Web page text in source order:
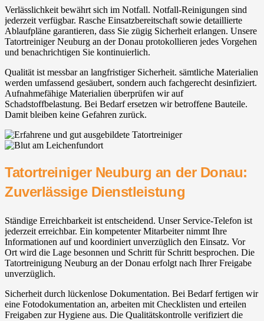
Verlässlichkeit bewährt sich im Notfall. Notfall-Reinigungen sind
jederzeit verfügbar. Rasche Einsatzbereitschaft sowie detaillierte
Ablaufpläne garantieren, dass Sie zügig Sicherheit erlangen. Unsere
Tatortreiniger Neuburg an der Donau protokollieren jedes Vorgehen
und benachrichtigen Sie kontinuierlich.
Qualität ist messbar an langfristiger Sicherheit. sämtliche Materialien
werden umfassend gesäubert, sondern auch fachgerecht desinfiziert.
Aufnahmefähige Materialien überprüfen wir auf
Schadstoffbelastung. Bei Bedarf ersetzen wir betroffene Bauteile.
Damit bleiben keine Gefahren zurück.
Tatortreiniger Neuburg an der Donau:
Zuverlässige Dienstleistung
Ständige Erreichbarkeit ist entscheidend. Unser Service-Telefon ist
jederzeit erreichbar. Ein kompetenter Mitarbeiter nimmt Ihre
Informationen auf und koordiniert unverzüglich den Einsatz. Vor
Ort wird die Lage besonnen und Schritt für Schritt besprochen. Die
Tatortreinigung Neuburg an der Donau erfolgt nach Ihrer Freigabe
unverzüglich.
Sicherheit durch lückenlose Dokumentation. Bei Bedarf fertigen wir
eine Fotodokumentation an, arbeiten mit Checklisten und erteilen
Freigaben zur Hygiene aus. Die Qualitätskontrolle verifiziert die